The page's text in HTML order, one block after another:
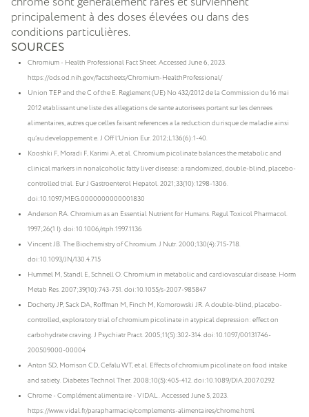
principalement à des doses élevées ou dans des
conditions particulières.
SOURCES
Chromium - Health Professional Fact Sheet. Accessed June 6, 2023.
https://ods.od.nih.gov/factsheets/Chromium-HealthProfessional/
Union TEP and the C of the E. Reglement (UE) No 432/2012 de la Commission du 16 mai
2012 etablissant une liste des allegations de sante autorisees portant sur les denrees
alimentaires, autres que celles faisant references a la reduction du risque de maladie ainsi
qu’au developpement e. J Off l’Union Eur. 2012;L136(6):1-40.
Kooshki F, Moradi F, Karimi A, et al. Chromium picolinate balances the metabolic and
clinical markers in nonalcoholic fatty liver disease: a randomized, double-blind, placebo-
controlled trial. Eur J Gastroenterol Hepatol. 2021;33(10):1298-1306.
doi:10.1097/MEG.0000000000001830
Anderson RA. Chromium as an Essential Nutrient for Humans. Regul Toxicol Pharmacol.
1997;26(1 I). doi:10.1006/rtph.1997.1136
Vincent JB. The Biochemistry of Chromium. J Nutr. 2000;130(4):715-718.
doi:10.1093/JN/130.4.715
Hummel M, Standl E, Schnell O. Chromium in metabolic and cardiovascular disease. Horm
Metab Res. 2007;39(10):743-751. doi:10.1055/s-2007-985847
Docherty JP, Sack DA, Roffman M, Finch M, Komorowski JR. A double-blind, placebo-
controlled, exploratory trial of chromium picolinate in atypical depression: effect on
carbohydrate craving. J Psychiatr Pract. 2005;11(5):302-314. doi:10.1097/00131746-
200509000-00004
Anton SD, Morrison CD, Cefalu WT, et al. Effects of chromium picolinate on food intake
and satiety. Diabetes Technol Ther. 2008;10(5):405-412. doi:10.1089/DIA.2007.0292
Chrome - Complément alimentaire - VIDAL. Accessed June 5, 2023.
https://www.vidal.fr/parapharmacie/complements-alimentaires/chrome.html